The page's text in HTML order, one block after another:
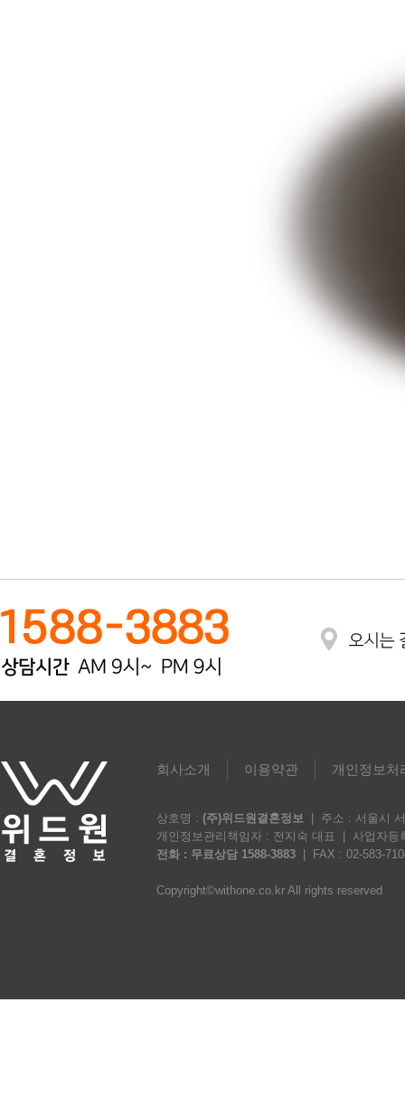
회사소개 이용약관 개인정보처
상호명 : (주)위드원결혼정보 | 주소 : 서울시
개인정보관리책임자 : 전지숙 대표 | 사업자등
전화 : 무료상담 1588-3883 | FAX : 02-583-
Copyright©withone.co.kr All rights reserved